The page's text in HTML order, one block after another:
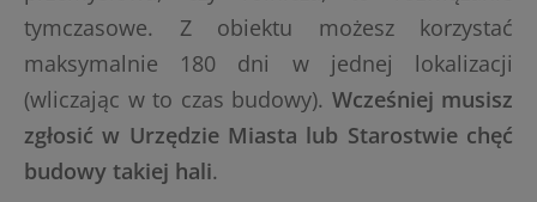
tymczasowe. Z obiektu możesz korzystać
maksymalnie 180 dni w jednej lokalizacji
(wliczając w to czas budowy). Wcześniej musisz
zgłosić w Urzędzie Miasta lub Starostwie chęć
budowy takiej hali.